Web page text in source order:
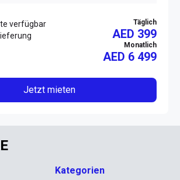
verfügbar
Täglich
AED 399
Monatlich
AED 6 499
Jetzt mieten
Kategorien